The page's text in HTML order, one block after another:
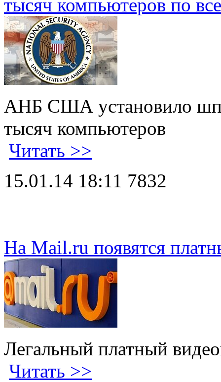
тысяч компьютеров по
АНБ США установило
тысяч компьютеров
Читать >>
15.01.14 18:11 7832
На Mail.ru появятся
Легальный платный
Читать >>